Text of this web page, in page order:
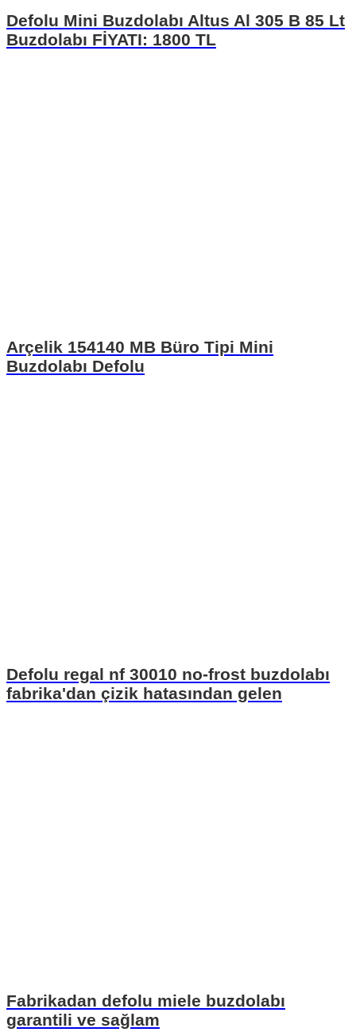
Defolu Mini Buzdolabı Altus Al 305 B 85 Lt
Buzdolabı FİYATI: 1800 TL
Arçelik 154140 MB Büro Tipi Mini
Buzdolabı Defolu
Defolu regal nf 30010 no-frost buzdolabı
fabrika'dan çizik hatasından gelen
Fabrikadan defolu miele buzdolabı
garantili ve sağlam